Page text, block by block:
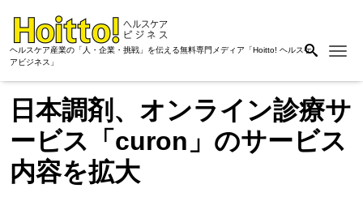
ヘルスケア産業の「人・企業・挑戦」を伝える無料専門メディア「Hoitto! ヘルスケ
アビジネス」
日本調剤、オンライン診療サ
ービス「curon」のサービス
内容を拡大